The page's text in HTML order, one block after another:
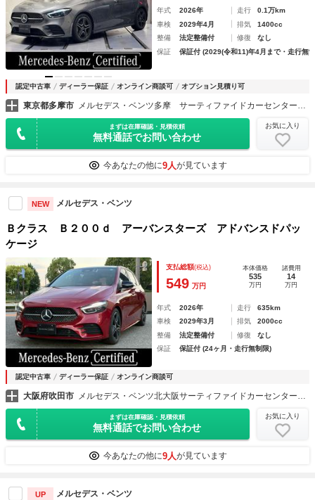
年式 2026年 走行
0.1万km
車検
2029年4月 排気
1400cc
整備
法定整備付 修復
なし
保証
保証付 (2029(令和11)年4月まで・走行無
認定中古車 ディーラー保証 オンライン商談可 オプション見積り可
東京都多摩市 メルセデス・ベンツ多摩 サーティファイドカーセンター （株）シュテルン世田谷
まずは在庫確認・見積依頼
無料通話でお問い合わせ
お気に入り
今あなたの他に9人が見ています
NEW メルセデス・ベンツ
Ｂクラス Ｂ２００ｄ アーバンスターズ アドバンスドパッ
ケージ
支払総額(税込)
549 万円
本体価格
535
万円
諸費用
14
万円
年式 2026年 走行
635km
車検
2029年3月 排気
2000cc
整備
法定整備付 修復
なし
保証
保証付 (24ヶ月・走行無制限)
認定中古車 ディーラー保証 オンライン商談可
大阪府吹田市 メルセデス・ベンツ北大阪サーティファイドカーセンター 株式会社シュテルン天王寺
まずは在庫確認・見積依頼
無料通話でお問い合わせ
お気に入り
今あなたの他に9人が見ています
UP メルセデス・ベンツ